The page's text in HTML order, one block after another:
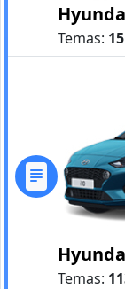
Temas: 15
Temas: